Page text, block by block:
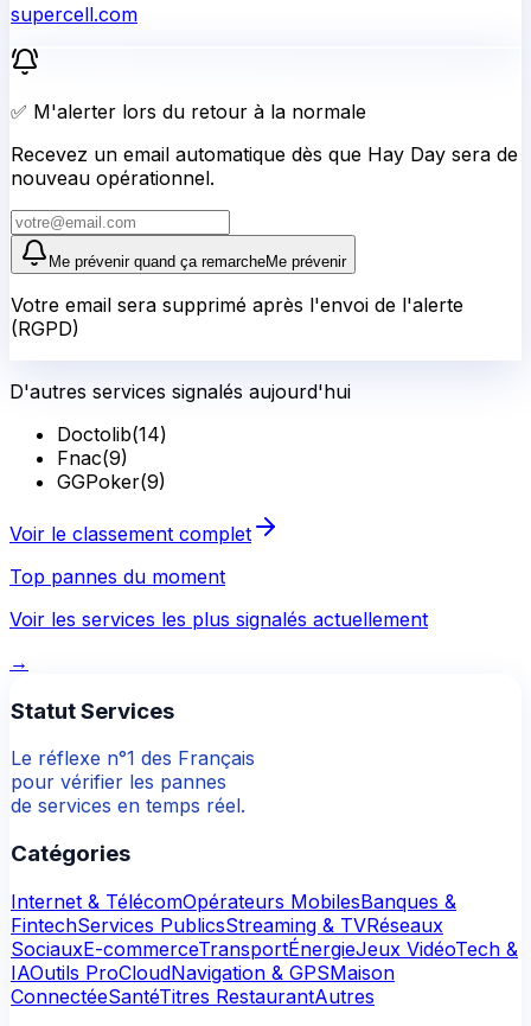
supercell.com
✅ M'alerter lors du retour à la normale
Recevez un email automatique dès que Hay Day sera de
nouveau opérationnel.
Me prévenir quand ça remarcheMe prévenir
Votre email sera supprimé après l'envoi de l'alerte
(RGPD)
D'autres services signalés aujourd'hui
Doctolib(14)
Fnac(9)
GGPoker(9)
Voir le classement complet
Top pannes du moment
Voir les services les plus signalés actuellement
→
Statut Services
Le réflexe n°1 des Français
pour vérifier les pannes
de services en temps réel.
Catégories
Internet & TélécomOpérateurs MobilesBanques &
FintechServices PublicsStreaming & TVRéseaux
SociauxE-commerceTransportÉnergieJeux VidéoTech &
IAOutils ProCloudNavigation & GPSMaison
ConnectéeSantéTitres RestaurantAutres